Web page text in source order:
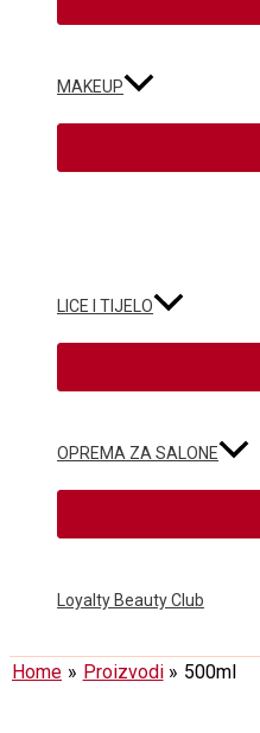
MAKEUP
LICE I TIJELO
OPREMA ZA SALONE
Loyalty Beauty Club
Home Proizvodi 500ml